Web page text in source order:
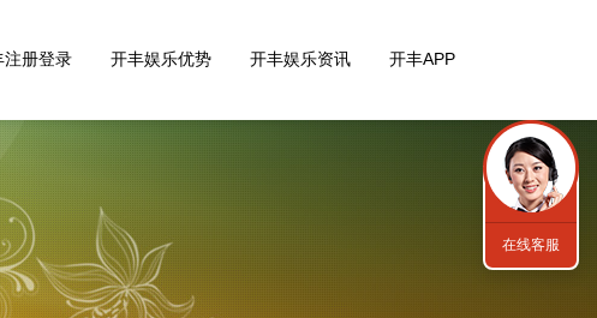
注册登录 开丰娱乐优势 开丰娱乐资讯 开丰APP
在线客服